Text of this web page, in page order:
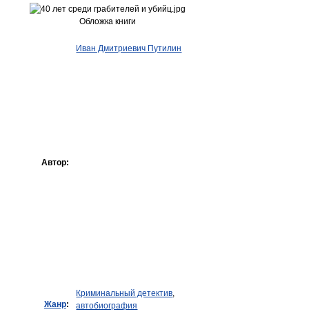
Обложка книги
Автор:
Иван Дмитриевич Путилин
Жанр:
Криминальный детектив,
автобиография